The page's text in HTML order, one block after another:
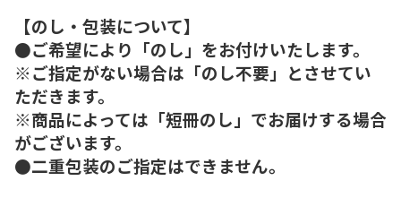
【のし・包装について】
●ご希望により「のし」をお付けいたします。
※ご指定がない場合は「のし不要」とさせてい
ただきます。
※商品によっては「短冊のし」でお届けする場合
がございます。
●二重包装のご指定はできません。